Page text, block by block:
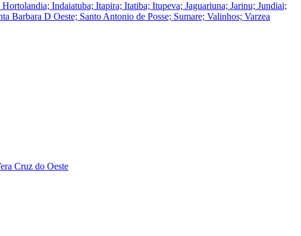
Indaiatuba; Itapira; Itatiba; Itupeva; Jaguariuna; Jarinu; Jundiai;
D Oeste; Santo Antonio de Posse; Sumare; Valinhos; Varzea
Cruz do Oeste